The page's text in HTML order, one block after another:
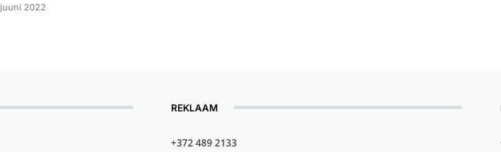
2022
REKLAAM
+372 489 2133